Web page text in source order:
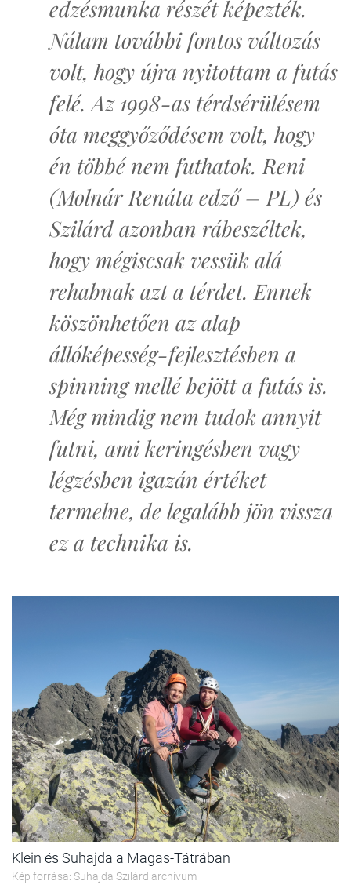
edzésmunka részét képezték.
Nálam további fontos változás
volt, hogy újra nyitottam a futás
felé. Az 1998-as térdsérülésem
óta meggyőződésem volt, hogy
én többé nem futhatok. Reni
(Molnár Renáta edző – PL) és
Szilárd azonban rábeszéltek,
hogy mégiscsak vessük alá
rehabnak azt a térdet. Ennek
köszönhetően az alap
állóképesség-fejlesztésben a
spinning mellé bejött a futás is.
Még mindig nem tudok annyit
futni, ami keringésben vagy
légzésben igazán értéket
termelne, de legalább jön vissza
ez a technika is.
Klein és Suhajda a Magas-Tátrában
Kép forrása: Suhajda Szilárd archívum